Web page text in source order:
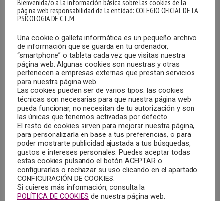
LA UCLM TIENE LUZ VERDE PARA EL GRADO DE
PSICOLOGÍA, TRAS EL INFORME FAVORABLE DE
LA ANECA
24/04/2023
Según informa la Universidad de Castilla-La Mancha en su
página web, la Agencia Nacional de Evaluación de la
Calidad y Acreditación (ANECA), ha emitido los informes
favorables para los cuatro grados con que ampliará su
oferta académica el próximo curso.
MÁS
Bienvenida/o a la información básica sobre las cookies de la
página web responsabilidad de la entidad: COLEGIO OFICIAL DE LA
PSICOLOGIA DE C.L.M
Una cookie o galleta informática es un pequeño archivo
de información que se guarda en tu ordenador,
“smartphone” o tableta cada vez que visitas nuestra
página web. Algunas cookies son nuestras y otras
pertenecen a empresas externas que prestan servicios
para nuestra página web.
Las cookies pueden ser de varios tipos: las cookies
técnicas son necesarias para que nuestra página web
pueda funcionar, no necesitan de tu autorización y son
las únicas que tenemos activadas por defecto.
El resto de cookies sirven para mejorar nuestra página,
para personalizarla en base a tus preferencias, o para
poder mostrarte publicidad ajustada a tus búsquedas,
gustos e intereses personales. Puedes aceptar todas
estas cookies pulsando el botón ACEPTAR o
configurarlas o rechazar su uso clicando en el apartado
CONFIGURACIÓN DE COOKIES.
Si quieres más información, consulta la
POLÍTICA DE COOKIES de nuestra página web.